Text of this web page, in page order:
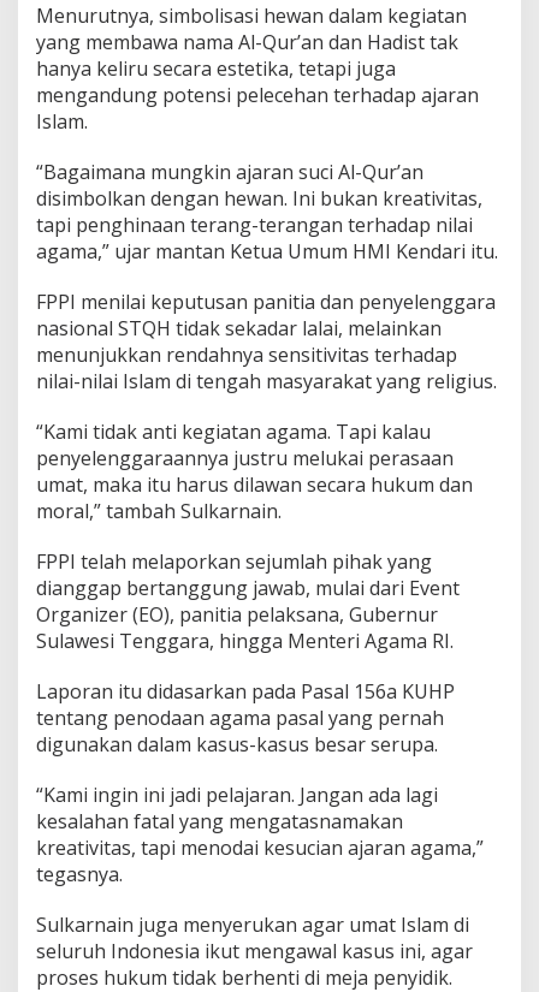
n
i
l
a
i
c
e
h
k
a
I
s
l
a
m
Menurutnya, simbolisasi hewan dalam kegiatan
yang membawa nama Al-Qur’an dan Hadist tak
hanya keliru secara estetika, tetapi juga
mengandung potensi pelecehan terhadap ajaran
Islam.
“Bagaimana mungkin ajaran suci Al-Qur’an
disimbolkan dengan hewan. Ini bukan kreativitas,
tapi penghinaan terang-terangan terhadap nilai
agama,” ujar mantan Ketua Umum HMI Kendari itu.
FPPI menilai keputusan panitia dan penyelenggara
nasional STQH tidak sekadar lalai, melainkan
menunjukkan rendahnya sensitivitas terhadap
nilai-nilai Islam di tengah masyarakat yang religius.
“Kami tidak anti kegiatan agama. Tapi kalau
penyelenggaraannya justru melukai perasaan
umat, maka itu harus dilawan secara hukum dan
moral,” tambah Sulkarnain.
FPPI telah melaporkan sejumlah pihak yang
dianggap bertanggung jawab, mulai dari Event
Organizer (EO), panitia pelaksana, Gubernur
Sulawesi Tenggara, hingga Menteri Agama RI.
Laporan itu didasarkan pada Pasal 156a KUHP
tentang penodaan agama pasal yang pernah
digunakan dalam kasus-kasus besar serupa.
“Kami ingin ini jadi pelajaran. Jangan ada lagi
kesalahan fatal yang mengatasnamakan
kreativitas, tapi menodai kesucian ajaran agama,”
tegasnya.
Sulkarnain juga menyerukan agar umat Islam di
seluruh Indonesia ikut mengawal kasus ini, agar
proses hukum tidak berhenti di meja penyidik.